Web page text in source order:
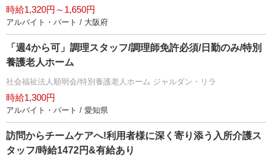
時給1,320円～1,650円
アルバイト・パート / 大阪府
「週4から可」調理スタッフ/調理師免許必須/日勤のみ/特別
養護老人ホーム
社会福祉法人順明会/特別養護老人ホーム ジャルダン・リラ
時給1,300円
アルバイト・パート / 愛知県
訪問からチームケアへ!利用者様に深く寄り添う入所介護ス
タッフ/時給1472円&有給あり